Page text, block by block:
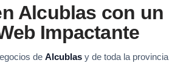
Alcublas con un
Impactante
de Alcublas y de toda la provincia